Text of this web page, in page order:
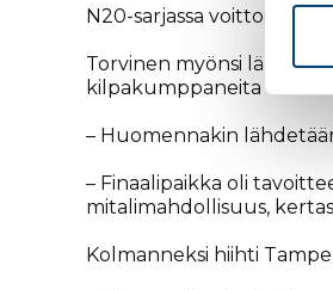
N20-sarjassa voittoon
Torvinen myönsi
kilpakumppaneita enää
– Huomennakin
– Finaalipaikka oli
mitalimahdollisuus,
Kolmanneksi hiihti